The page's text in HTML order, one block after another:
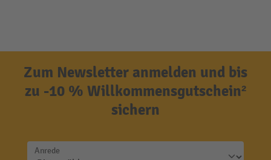
Zum Newsletter anmelden und bis
zu -10 % Willkommensgutschein²
sichern
Anrede